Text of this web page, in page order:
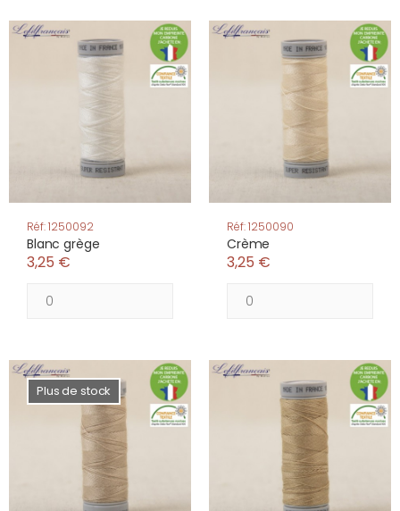
Réf: 1250092
Blanc grège
3,25 €
Réf: 1250090
Crème
3,25 €
Plus de stock